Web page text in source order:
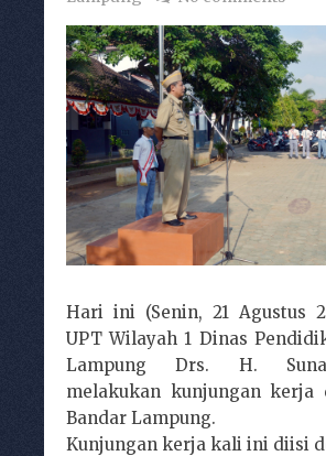
Hari ini (Senin, 21 Agustus
UPT Wilayah 1 Dinas
Lampung Drs. H.
melakukan kunjungan kerja
Bandar Lampung.
Kunjungan kerja kali ini diisi